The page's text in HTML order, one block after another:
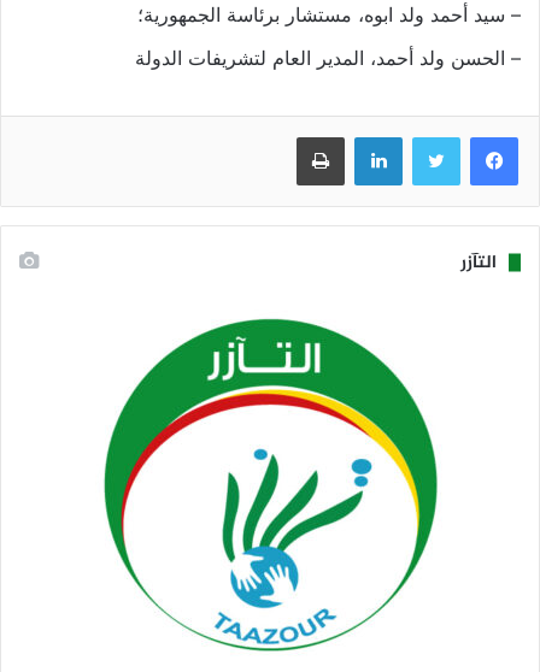
– سيد أحمد ولد ابوه، مستشار برئاسة الجمهورية؛
– الحسن ولد أحمد، المدير العام لتشريفات الدولة
فيسبوك تويتر لينكدإن طباعة
التآزر